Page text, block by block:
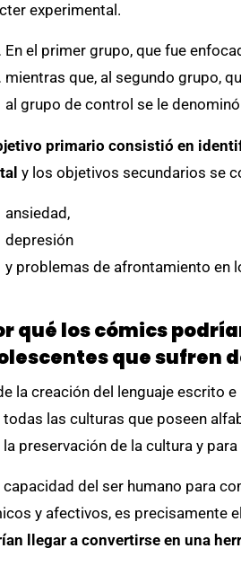
experimental.
En el primer grupo, que fue
mientras que, al segundo grupo,
al grupo de control se le
primario consistió en
y los objetivos secundarios se
ansiedad,
depresión
y problemas de afrontamiento en
qué los cómics
que sufren
la creación del lenguaje escrito
todas las culturas que poseen
la preservación de la cultura y
capacidad del ser humano para
y afectivos, es precisamente
llegar a convertirse en una